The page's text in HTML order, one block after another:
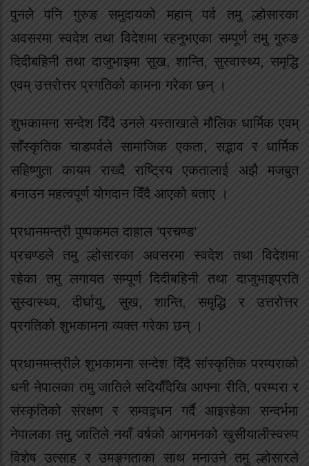
पुनले पनि गुरुङ समुदायको महान् पर्व तमु ल्होसारका
अवसरमा स्वदेश तथा विदेशमा रहनुभएका सम्पूर्ण तमु गुरुङ
दिदीबहिनी तथा दाजुभाइमा सुख, शान्ति, सुस्वास्थ्य, समृद्धि
एवम् उत्तरोत्तर प्रगतिको कामना गरेका छन् ।
शुभकामना सन्देश दिँदै उनले यस्ताखाले मौलिक धार्मिक एवम्
साँस्कृतिक चाडपर्वले सामाजिक एकता, सद्भाव र धार्मिक
सहिष्णुता कायम राख्दै राष्ट्रिय एकतालाई अझै मजबुत
बनाउन महत्वपूर्ण योगदान दिँदै आएको बताए ।
प्रधानमन्त्री पुष्पकमल दाहाल ‘प्रचण्ड’
प्रचण्डले तमु ल्होसारका अवसरमा स्वदेश तथा विदेशमा
रहेका तमु लगायत सम्पूर्ण दिदीबहिनी तथा दाजुभाइप्रति
सुस्वास्थ्य, दीर्घायु, सुख, शान्ति, समृद्धि र उत्तरोत्तर
प्रगतिको शुभकामना व्यक्त गरेका छन् ।
प्रधानमन्त्रीले शुभकामना सन्देश दिँदै सांस्कृतिक परम्पराको
धनी नेपालका तमु जातिले सदियौँदेखि आफ्ना रीति, परम्परा र
संस्कृतिको संरक्षण र सम्वद्र्धन गर्दै आइरहेका सन्दर्भमा
नेपालका तमु जातिले नयाँ वर्षको आगमनको खुसीयालीस्वरुप
विशेष उत्साह र उमङ्गताका साथ मनाउने तमु ल्होसारले